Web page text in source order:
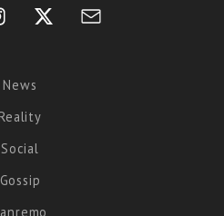
News
Social
Gossip